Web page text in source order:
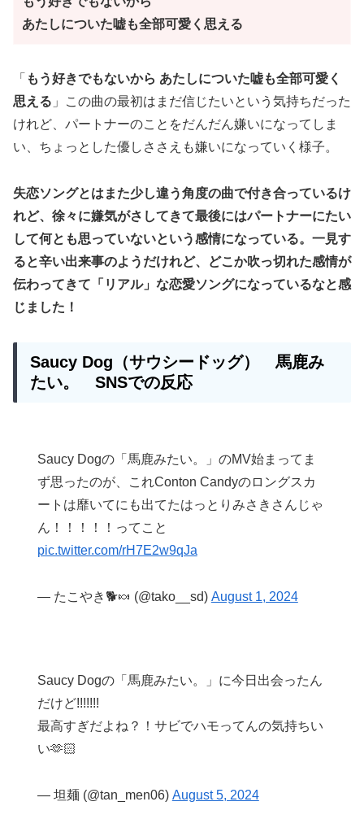
あたしについた嘘も全部可愛く思える
「 もう好きでもないから あたしについた嘘も全部可愛く
思える 」この曲の最初はまだ信じたいという気持ちだった
けれど、パートナーのことをだんだん嫌いになってしま
い、ちょっとした優しささえも嫌いになっていく様子。
失恋ソングとはまた少し違う角度の曲で付き合っているけ
れど、徐々に嫌気がさしてきて最後にはパートナーにたい
して何とも思っていないという感情になっている。一見す
ると辛い出来事のようだけれど、どこか吹っ切れた感情が
伝わってきて「リアル」な恋愛ソングになっているなと感
じました！
Saucy Dog（サウシードッグ） 馬鹿み
たい。 SNSでの反応
Saucy Dogの「馬鹿みたい。」のMV始まってま
ず思ったのが、これConton Candyのロングスカ
ートは靡いてにも出てたはっとりみさきさんじゃ
ん！！！！！ってこと
pic.twitter.com/rH7E2w9qJa
— たこやき🐕🍬 (@tako__sd) August 1, 2024
Saucy Dogの「馬鹿みたい。」に今日出会ったん
だけど!!!!!!!
最高すぎだよね？！サビでハモってんの気持ちい
い🫶🏻︎
— 坦麺 (@tan_men06) August 5, 2024